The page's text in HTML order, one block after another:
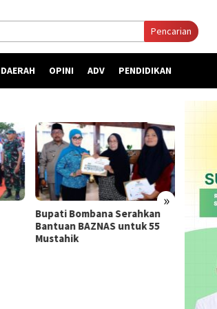
Pencarian
DAERAH OPINI ADV PENDIDIKAN
»
Bupati Bombana Serahkan
Bantuan BAZNAS untuk 55
Mustahik